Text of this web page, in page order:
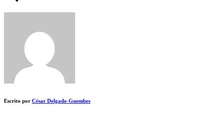
Escrito por César Delgado-Guembes